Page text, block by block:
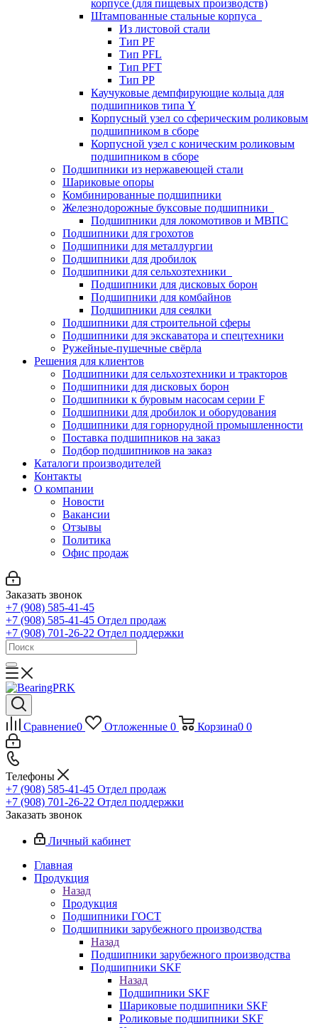
корпусе (для пищевых производств)
Штампованные стальные корпуса
Из листовой стали
Тип PF
Тип PFL
Тип PFT
Тип PP
Каучуковые демпфирующие кольца для
подшипников типа Y
Корпусный узел со сферическим роликовым
подшипником в сборе
Корпусной узел с коническим роликовым
подшипником в сборе
Подшипники из нержавеющей стали
Шариковые опоры
Комбинированные подшипники
Железнодорожные буксовые подшипники
Подшипники для локомотивов и МВПС
Подшипники для грохотов
Подшипники для металлургии
Подшипники для дробилок
Подшипники для сельхозтехники
Подшипники для дисковых борон
Подшипники для комбайнов
Подшипники для сеялки
Подшипники для строительной сферы
Подшипники для экскаватора и спецтехники
Ружейные-пушечные свёрла
Решения для клиентов
Подшипники для сельхозтехники и тракторов
Подшипники для дисковых борон
Подшипники к буровым насосам серии F
Подшипники для дробилок и оборудования
Подшипники для горнорудной промышленности
Поставка подшипников на заказ
Подбор подшипников на заказ
Каталоги производителей
Контакты
О компании
Новости
Вакансии
Отзывы
Политика
Офис продаж
Заказать звонок
+7 (908) 585-41-45
+7 (908) 585-41-45 Отдел продаж
+7 (908) 701-26-22 Отдел поддержки
Сравнение0 Отложенные 0 Корзина0 0
Телефоны
+7 (908) 585-41-45 Отдел продаж
+7 (908) 701-26-22 Отдел поддержки
Заказать звонок
Личный кабинет
Главная
Продукция
Назад
Продукция
Подшипники ГОСТ
Подшипники зарубежного производства
Назад
Подшипники зарубежного производства
Подшипники SKF
Назад
Подшипники SKF
Шариковые подшипники SKF
Роликовые подшипники SKF